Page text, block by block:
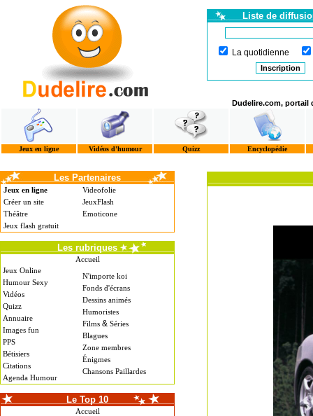
Liste de
La quotidienne
Dudelire.com, portail
Jeux en ligne Vidéos d'humour Quizz Encyclopédie
Les Partenaires
Jeux en ligne
Créer un site
Théâtre
Jeux flash gratuit
Videofolie
JeuxFlash
Emoticone
Les rubriques
Accueil
Jeux Online
Humour Sexy
Vidéos
Quizz
Annuaire
Images fun
PPS
Bétisiers
Citations
Agenda Humour
N'importe koi
Fonds d'écrans
Dessins animés
Humoristes
Films & Séries
Blagues
Zone membres
Énigmes
Chansons Paillardes
Le Top 10
Accueil